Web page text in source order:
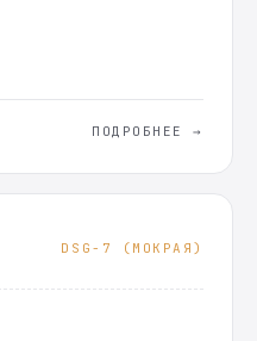
ПОДРОБНЕЕ →
DSG-7 (МОКРАЯ)